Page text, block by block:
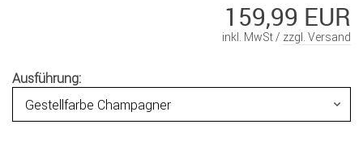
159,99 EUR
inkl. MwSt / zzgl. Versand
Ausführung: